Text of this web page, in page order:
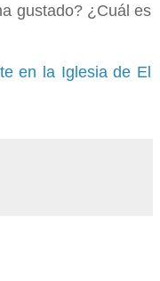
gustado? ¿Cuál es
en la Iglesia de El